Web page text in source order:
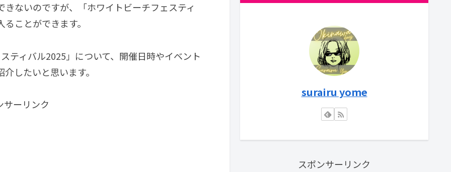
ないのですが、「ホワイトビーチフェスティ
ことができます。
ティバル2025」について、開催日時やイベント
したいと思います。
サーリンク
surairu yome
スポンサーリンク